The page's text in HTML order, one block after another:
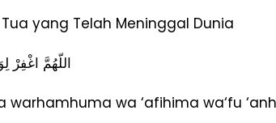
yang Telah Meninggal Dunia
اللّهُمَّ اغْفِرْ
wa ‘afihima wa‘fu